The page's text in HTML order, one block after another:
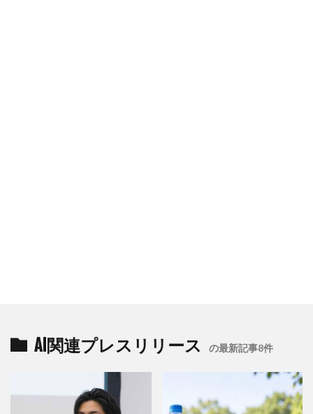
AI関連プレスリリース の最新記事8件